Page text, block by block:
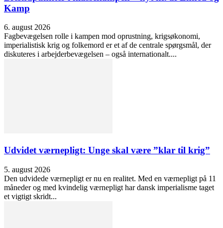
Kamp
6. august 2026
Fagbevægelsen rolle i kampen mod oprustning, krigsøkonomi,
imperialistisk krig og folkemord er et af de centrale spørgsmål, der
diskuteres i arbejderbevægelsen – også internationalt....
Udvidet værnepligt: Unge skal være ”klar til krig”
5. august 2026
Den udvidede værnepligt er nu en realitet. Med en værnepligt på 11
måneder og med kvindelig værnepligt har dansk imperialisme taget
et vigtigt skridt...